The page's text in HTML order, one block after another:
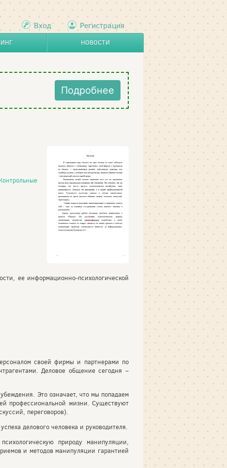
Вход Регистрация
НОВОСТИ
Подробнее
ее информационно-психологической
своей фирмы и партнерами по
Деловое общение сегодня –
Это означает, что мы попадаем
профессиональной жизни. Существуют
переговоров).
делового человека и руководителя.
природу манипуляции,
и методов манипуляции гарантией